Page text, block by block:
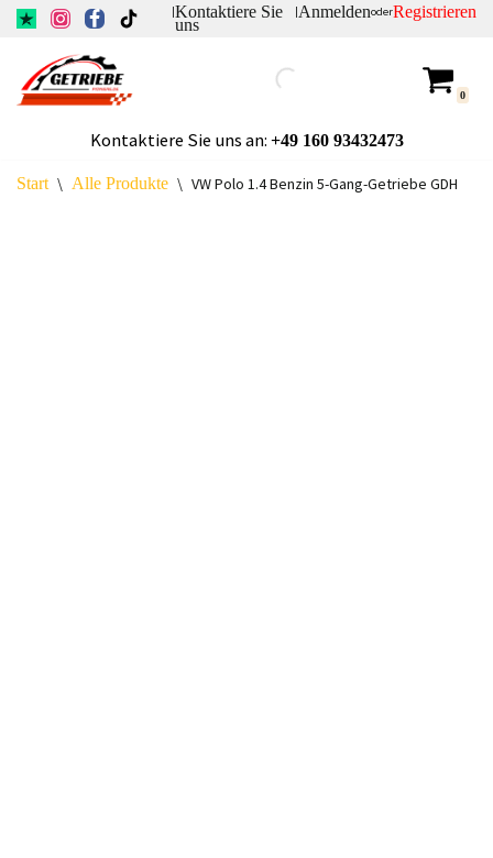
Inhalt
springen
|Kontaktiere Sie
uns
|AnmeldenoderRegistrieren
0
Kontaktiere Sie uns an: +49160 93432473
Start \ Alle Produkte \ VW Polo 1.4 Benzin 5-Gang-Getriebe GDH